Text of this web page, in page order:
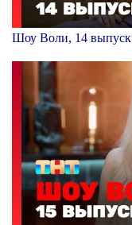
Шоу Воли, 14 выпуск